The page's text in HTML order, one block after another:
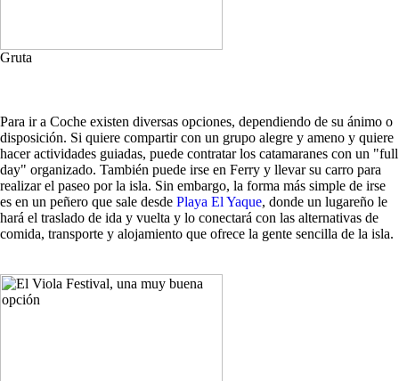
Gruta
Para ir a Coche existen diversas opciones, dependiendo de su ánimo o
disposición. Si quiere compartir con un grupo alegre y ameno y quiere
hacer actividades guiadas, puede contratar los catamaranes con un "full
day" organizado. También puede irse en Ferry y llevar su carro para
realizar el paseo por la isla. Sin embargo, la forma más simple de irse
es en un peñero que sale desde Playa El Yaque, donde un lugareño le
hará el traslado de ida y vuelta y lo conectará con las alternativas de
comida, transporte y alojamiento que ofrece la gente sencilla de la isla.